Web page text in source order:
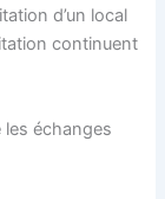
d’un local
continuent
les échanges